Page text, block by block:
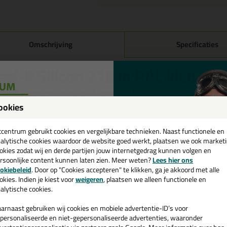
Omschrijving Specificaties
it Silicon 218 in RAL kleur in
je kit in een specifieke kleur? Gevonden! Deze siliconenkit in ral kleur
voor verschillende toepassingen. Een duurzame en
kleur zoekt met gegarandeerd een topresultaat. Bestel de
je meer weten over de toepassing en kenmerken van dit product?Lees
& tricks voor Seal-it Silicon 218 in RAL
volgende blogs wordt dit product gebruikt:
Welke kit heb ik nodig voor mijn badkamer?
gebruikt cookies en vergelijkbare technieken. Naast functionele en
cookies waardoor de website goed werkt, plaatsen we ook
zodat wij en derde partijen jouw internetgedrag kunnen volgen en
content kunnen laten zien. Meer weten?Lees hier ons
. Door op "Cookies accepteren" te klikken, ga je akkoord met alle
Indien je kiest voorweigeren, plaatsen we alleen functionele en
cookies.
gebruiken wij cookies en mobiele advertentie-ID’s voor
en niet-gepersonaliseerde advertenties, waaronder
💚
en ontvang een
€35,-bij je eerste bestelling!